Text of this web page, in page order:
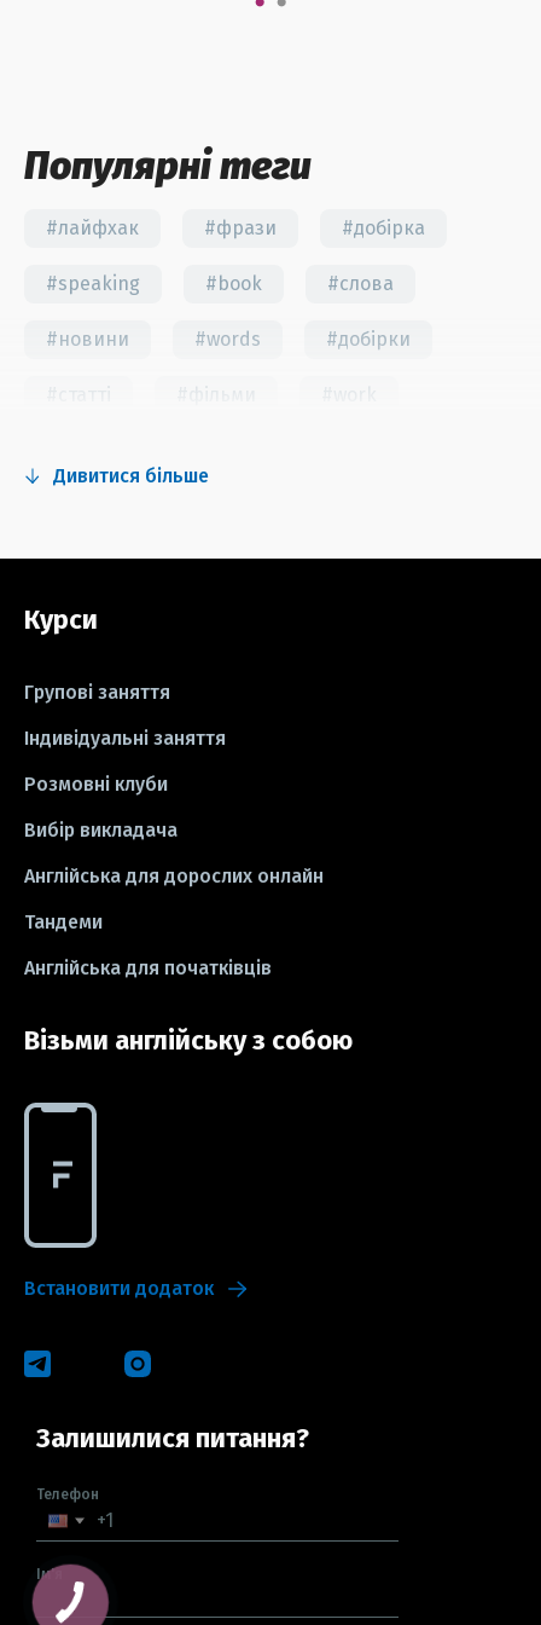
Популярні теги
#лайфхак #фрази #добірка
#speaking #book #слова
#новини #words #добірки
#grammar #writing #вправи
#пісні
#школа #ігри
#СV #резюме
#idioms
Дивитися більше
Курси
Групові заняття
Індивідуальні заняття
Розмовні клуби
Вибір викладача
Англійська для дорослих онлайн
Тандеми
Англійська для початківців
Візьми англійську з собою
Встановити додаток
Залишилися питання?
Телефон
Ім'я